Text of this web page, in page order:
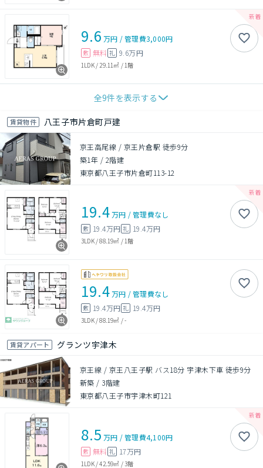
9.6 万円 /管理費3,000円
敷 無料 礼 9.6万円
1LDK/ 29.11㎡ / 1階
全9件を表示する
賃貸物件 八王子市片倉町戸建
京王高尾線 / 京王片倉駅 徒歩9分
築1年 / 2階建
東京都八王子市片倉町113-12
19.4万円 /管理費なし
敷 19.4万円 礼 19.4万円
3LDK/88.19㎡ / 1階
19.4万円 /管理費なし
敷 19.4万円 礼 19.4万円
3LDK/88.19㎡ /-
賃貸アパート グランツ宇津木
京王線 / 京王八王子駅 バス18分 宇津木下車 徒歩9分
新築 / 3階建
東京都八王子市宇津木町121
8.5 万円 /管理費4,100円
敷 無料 礼 17万円
1LDK/42.59㎡ /3階